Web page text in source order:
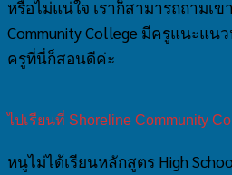
หรือไม่แน่ใจ เราก็สามารถถามเข
Community College มีครูแนะแน
ครูที่นี่ก็สอนดีค่ะ
ไปเรียนที่ Shoreline Community
หนูไม่ได้เรียนหลักสูตร High